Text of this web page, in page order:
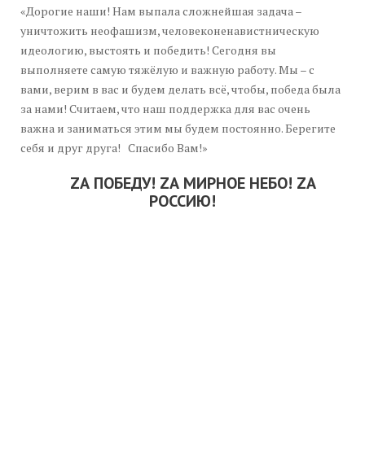
«Дорогие наши! Нам выпала сложнейшая задача –
уничтожить неофашизм, человеконенавистническую
идеологию, выстоять и победить! Сегодня вы
выполняете самую тяжёлую и важную работу. Мы – с
вами, верим в вас и будем делать всё, чтобы, победа была
за нами! Считаем, что наш поддержка для вас очень
важна и заниматься этим мы будем постоянно. Берегите
себя и друг друга! Спасибо Вам!»
ZА ПОБЕДУ! ZА МИРНОЕ НЕБО! ZА
РОССИЮ!